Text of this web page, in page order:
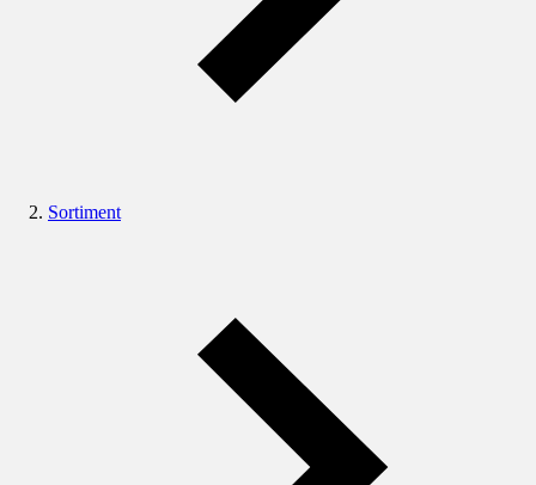
Sortiment